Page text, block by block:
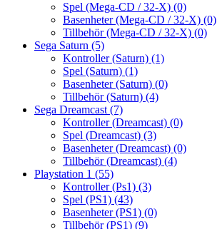
Spel (Mega-CD / 32-X) (0)
Basenheter (Mega-CD / 32-X) (0)
Tillbehör (Mega-CD / 32-X) (0)
Sega Saturn (5)
Kontroller (Saturn) (1)
Spel (Saturn) (1)
Basenheter (Saturn) (0)
Tillbehör (Saturn) (4)
Sega Dreamcast (7)
Kontroller (Dreamcast) (0)
Spel (Dreamcast) (3)
Basenheter (Dreamcast) (0)
Tillbehör (Dreamcast) (4)
Playstation 1 (55)
Kontroller (Ps1) (3)
Spel (PS1) (43)
Basenheter (PS1) (0)
Tillbehör (PS1) (9)